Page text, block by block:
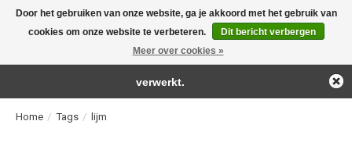
For the real detailing products!
Home / Tags / lijm
Door het gebruiken van onze website, ga je akkoord met het gebruik van
cookies om onze website te verbeteren.
Dit bericht verbergen
Meer over cookies »
← Keer terug naar de backofficeDeze winkel is in aanbouw.
Eventueel geplaatste orders zullen niet worden gehonoreerd of
verwerkt.